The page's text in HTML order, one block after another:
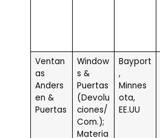
Ventan
as
Anders
en &
Puertas
Window
s &
Puertas
(Devolu
ciones/
Com.);
Materia
Bayport
,
Minnes
ota,
EE.UU